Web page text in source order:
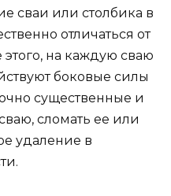
сваи или столбика в
отличаться от
на каждую сваю
боковые силы
существенные и
сломать ее или
удаление в